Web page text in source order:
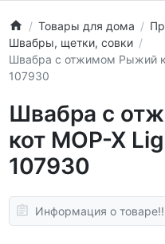
Товары для дома
Швабры, щетки, совки
Швабра с отжимом Рыжий
107930
Швабра с
кот MOP-X
107930
Информация о